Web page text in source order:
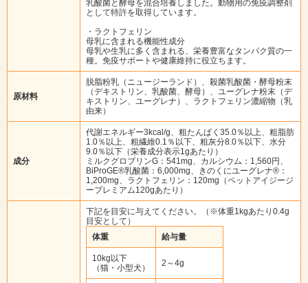
乳酸菌と酵母を混合培養しました。動物用の免疫調整剤
として特許を取得しています。
・ラクトフェリン
母乳に含まれる機能性成分
母乳や生乳に多く含まれる、栄養豊富なタンパク質の一
種。免疫サポートや健康維持に役立ちます。
原材料
脱脂粉乳（ニュージーランド）、殺菌乳酸菌・酵母粉末
（デキストリン、乳酸菌、酵母）、ユーグレナ粉末（デ
キストリン、ユーグレナ）、ラクトフェリン濃縮物（乳
由来）
成分
代謝エネルギー3kcal/g、粗たんぱく35.0％以上、粗脂肪
1.0％以上、粗繊維0.1％以下、粗灰分8.0％以下、水分
9.0％以下（栄養成分表示1gあたり）
ミルクグロブリンG：541mg、カルシウム：1,560円、
BiProGE®乳酸菌：6,000mg、きのくにユーグレナ®：
1,200mg、ラクトフェリン：120mg（ペットアイジージ
ープレミアム120gあたり）
下記を目安に与えてください。（※体重1kgあたり0.4g
目安として）
体重
給与量
10kg以下
（猫・小型犬）
2～4g